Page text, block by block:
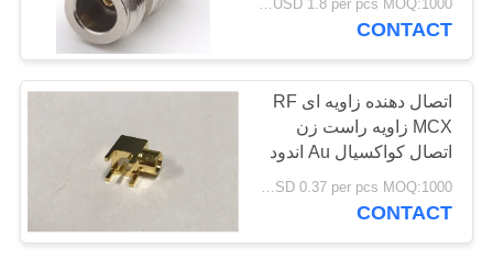
قول
نقشه
سایت
PRIVACY
POLICY
CONTACT
اتصال دهنده زاویه ای RF
MCX زاویه راست زن
اتصال کواکسیال Au اندود
لحیم کاری
USD 0.37 per pcs MOQ:1000 عدد
CONTACT